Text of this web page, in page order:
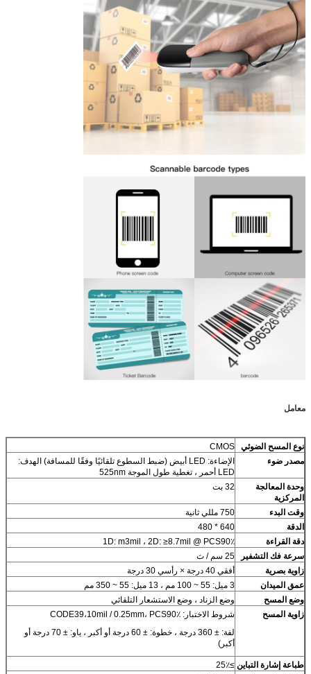
معامل
نوع المسح الضوئي
CMOS
مصدر ضوء
الإضاءة: LED أبيض (ضبط السطوع تلقائيًا وفقًا للمسافة) الهدف:
LED أحمر ، تغطية طول الموجة 525nm
وحدة المعالجة
المركزية
32 بت
وقت البدء
750 مللي ثانية
الدقة
640 * 480
دقة القراءة
1D: m3mil ، 2D: ≥8.7mil @ PCS90٪
سرعة فك التشفير
25 سم / ث
زاوية بصرية
أفقي 40 درجة × رأسي 30 درجة
عمق الميدان
3 ميل: 55 ~ 100 مم ، 13 ميل: 55 ~ 350 مم
وضع المسح
وضع الزناد ، وضع الاستشعار التلقائي
زاوية المسح
شروط الاختبار: CODE39،10mil / 0.25mm، PCS90٪
لفة: ± 360 درجة ، خطوة: ± 60 درجة أو أكبر ، ياو: ± 70 درجة أو
أكبر)
طباعة إشارة التباين ≥25٪